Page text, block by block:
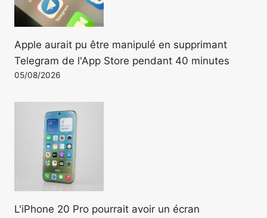
Apple aurait pu être manipulé en supprimant
Telegram de l'App Store pendant 40 minutes
05/08/2026
L'iPhone 20 Pro pourrait avoir un écran